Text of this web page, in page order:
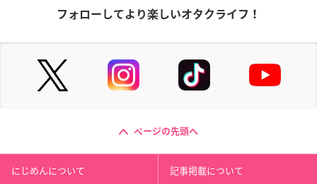
フォローしてより楽しいオタクライフ！
ページの先頭へ
にじめんについて 記事掲載について